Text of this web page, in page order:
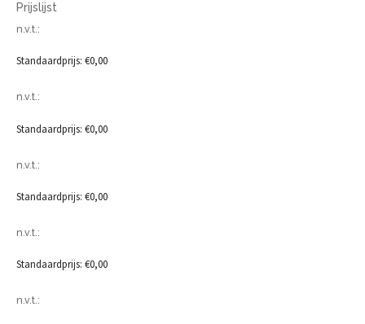
Prijslijst
n.v.t.:
Standaardprijs: €0,00
n.v.t.:
Standaardprijs: €0,00
n.v.t.:
Standaardprijs: €0,00
n.v.t.:
Standaardprijs: €0,00
n.v.t.: